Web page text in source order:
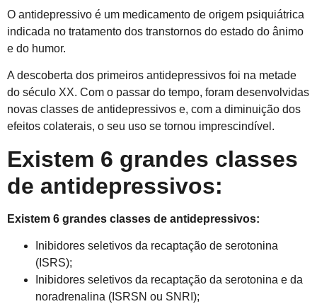
O antidepressivo é um medicamento de origem psiquiátrica
indicada no tratamento dos transtornos do estado do ânimo
e do humor.
A descoberta dos primeiros antidepressivos foi na metade
do século XX. Com o passar do tempo, foram desenvolvidas
novas classes de antidepressivos e, com a diminuição dos
efeitos colaterais, o seu uso se tornou imprescindível.
Existem 6 grandes classes
de antidepressivos:
Existem 6 grandes classes de antidepressivos:
Inibidores seletivos da recaptação de serotonina
(ISRS);
Inibidores seletivos da recaptação da serotonina e da
noradrenalina (ISRSN ou SNRI);